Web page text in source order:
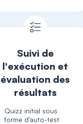
Suivi de
l'exécution et
évaluation des
résultats
Quizz initial sous
forme d'auto-test